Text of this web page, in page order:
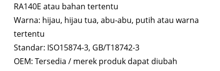
RA140E atau bahan tertentu
Warna: hijau, hijau tua, abu-abu, putih atau warna
tertentu
Standar: ISO15874-3, GB/T18742-3
OEM: Tersedia / merek produk dapat diubah